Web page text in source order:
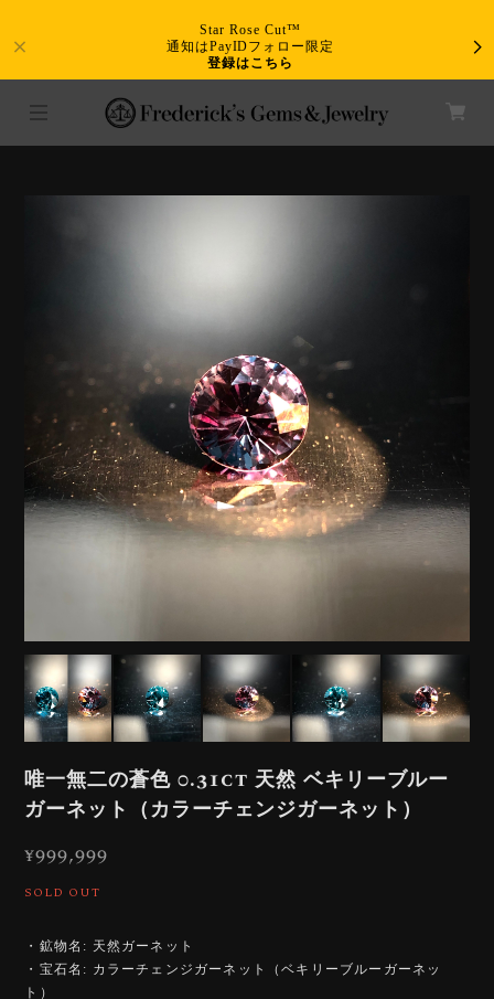
Star Rose Cut™
通知はPayIDフォロー限定
登録はこちら
唯一無二の蒼色 0.31ct 天然 ベキリーブルー
ガーネット（カラーチェンジガーネット）
¥999,999
SOLD OUT
・鉱物名: 天然ガーネット
・宝石名: カラーチェンジガーネット（ベキリーブルーガーネッ
ト）